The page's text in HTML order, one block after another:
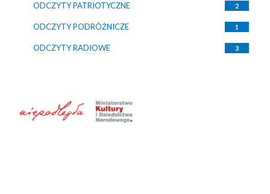
ODCZYTY PATRIOTYCZNE 2
ODCZYTY PODRÓŻNICZE 1
ODCZYTY RADIOWE 3